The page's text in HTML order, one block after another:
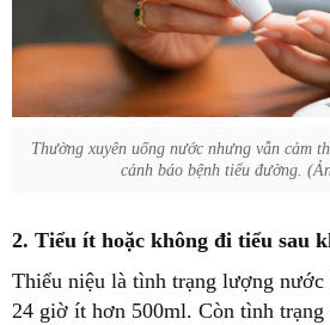
Thường xuyên uống nước nhưng vẫn cảm
cảnh báo bệnh tiểu đường.
2. Tiểu ít hoặc không đi tiểu sau
Thiểu niệu là tình trạng lượng
24 giờ ít hơn 500ml. Còn tình trạng